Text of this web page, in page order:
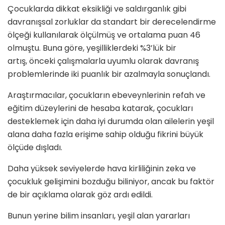
Çocuklarda dikkat eksikliği ve saldırganlık gibi
davranışsal zorluklar da standart bir derecelendirme
ölçeği kullanılarak ölçülmüş ve ortalama puan 46
olmuştu. Buna göre, yeşilliklerdeki %3’lük bir
artış, önceki çalışmalarla uyumlu olarak davranış
problemlerinde iki puanlık bir azalmayla sonuçlandı.
Araştırmacılar, çocukların ebeveynlerinin refah ve
eğitim düzeylerini de hesaba katarak, çocukları
desteklemek için daha iyi durumda olan ailelerin yeşil
alana daha fazla erişime sahip olduğu fikrini büyük
ölçüde dışladı.
Daha yüksek seviyelerde hava kirliliğinin zeka ve
çocukluk gelişimini bozduğu biliniyor, ancak bu faktör
de bir açıklama olarak göz ardı edildi.
Bunun yerine bilim insanları, yeşil alan yararları